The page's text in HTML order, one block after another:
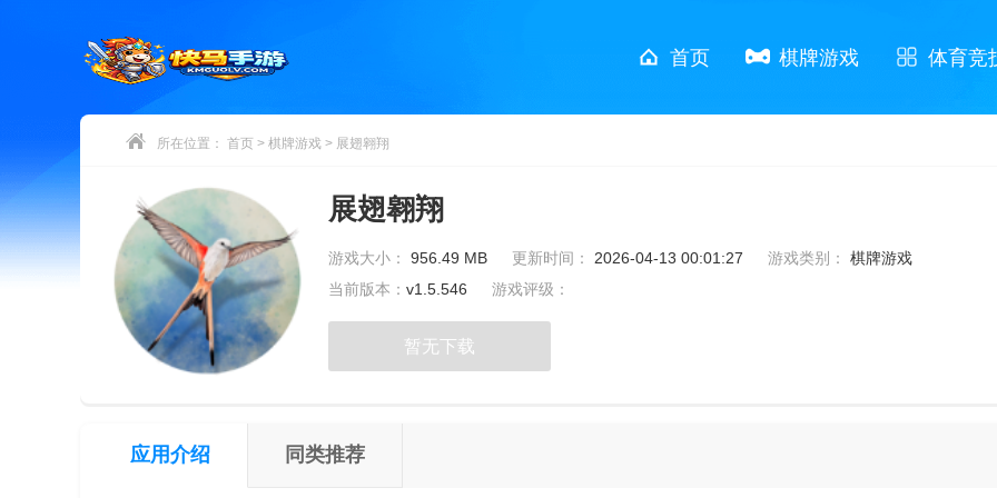
首页 棋牌游戏 体育竞
所在位置： 首页 > 棋牌游戏 > 展翅翱翔
展翅翱翔
游戏大小： 956.49 MB 更新时间： 2026-04-13 00:01:27 游戏类别： 棋牌游戏
当前版本： v1.5.546 游戏评级：
暂无下载
应用介绍 同类推荐